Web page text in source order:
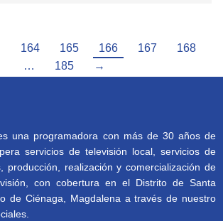
164 165 166 167
168
…
185 →
una programadora con más de 30 años de
servicios de televisión local, servicios de
producción, realización y comercialización de
con cobertura en el Distrito de Santa
de Ciénaga, Magdalena a través de nuestro